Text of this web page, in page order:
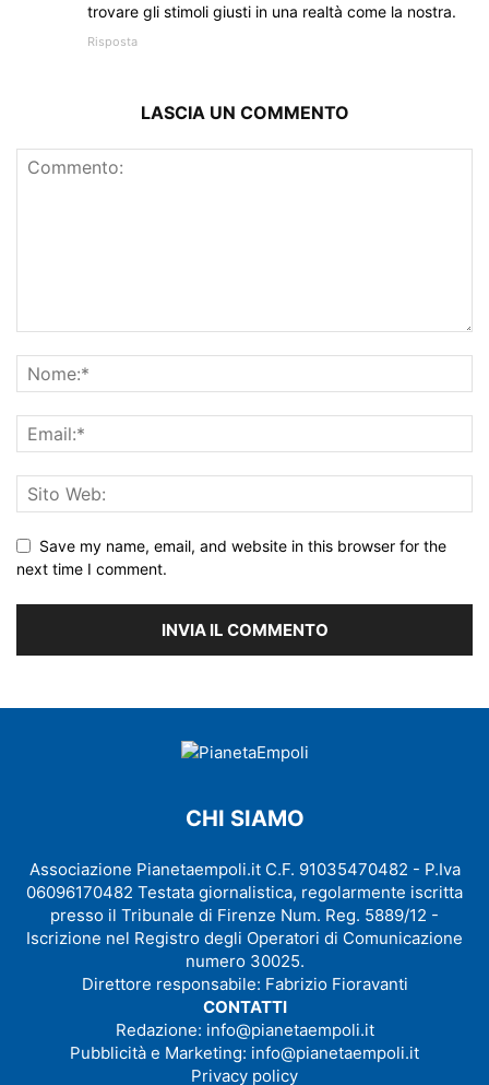
trovare gli stimoli giusti in una realtà come la nostra.
Risposta
LASCIA UN COMMENTO
Save my name, email, and website in this browser for the
next time I comment.
CHI SIAMO
Associazione Pianetaempoli.it C.F. 91035470482 - P.Iva
06096170482 Testata giornalistica, regolarmente iscritta
presso il Tribunale di Firenze Num. Reg. 5889/12 -
Iscrizione nel Registro degli Operatori di Comunicazione
numero 30025.
Direttore responsabile: Fabrizio Fioravanti
CONTATTI
Redazione: info@pianetaempoli.it
Pubblicità e Marketing: info@pianetaempoli.it
Privacy policy